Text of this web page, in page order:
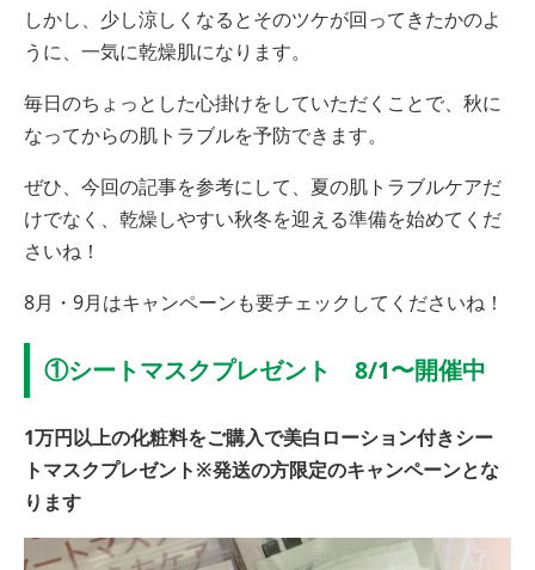
しかし、少し涼しくなるとそのツケが回ってきたかのよ
うに、一気に乾燥肌になります。
毎日のちょっとした心掛けをしていただくことで、秋に
なってからの肌トラブルを予防できます。
ぜひ、今回の記事を参考にして、夏の肌トラブルケアだ
けでなく、乾燥しやすい秋冬を迎える準備を始めてくだ
さいね！
8月・9月はキャンペーンも要チェックしてくださいね！
①シートマスクプレゼント 8/1〜開催中
1万円以上の化粧料をご購入で美白ローション付きシー
トマスクプレゼント※発送の方限定のキャンペーンとな
ります